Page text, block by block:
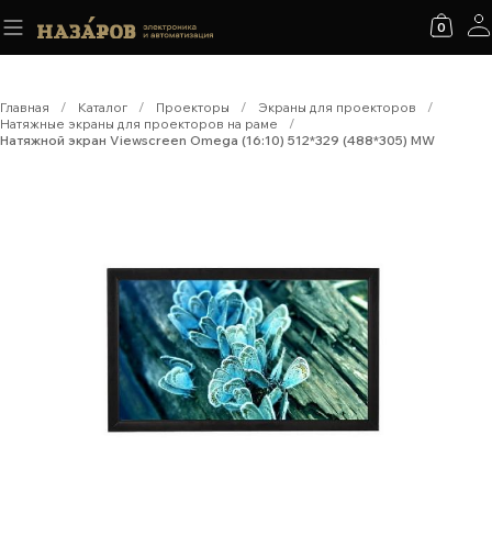
0
Главная / Каталог / Проекторы / Экраны для проекторов
/
Натяжные экраны для проекторов на раме
/
Натяжной экран Viewscreen Omega (16:10) 512*329 (488*305) MW